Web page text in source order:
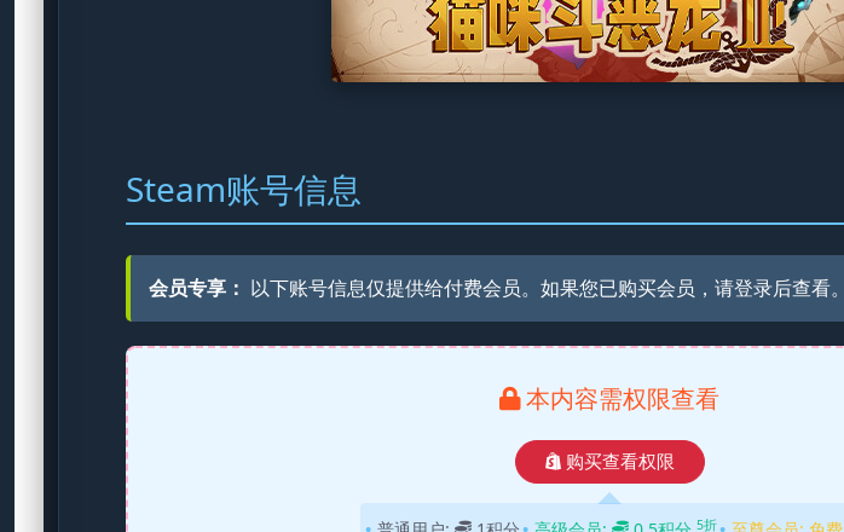
Steam账号信息
会员专享： 以下账号信息仅提供给付费会员。如果您已购买会员，请登录后查看。
本内容需权限查看
购买查看权限
5折